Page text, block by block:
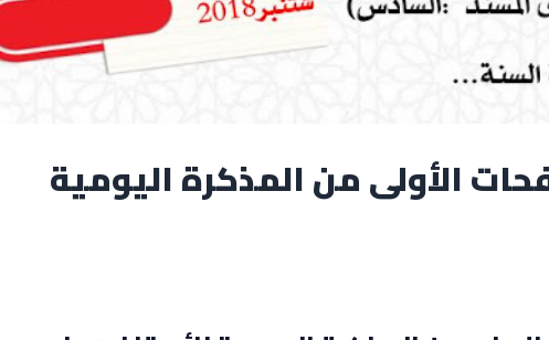
الأولى من المذكرة اليومية